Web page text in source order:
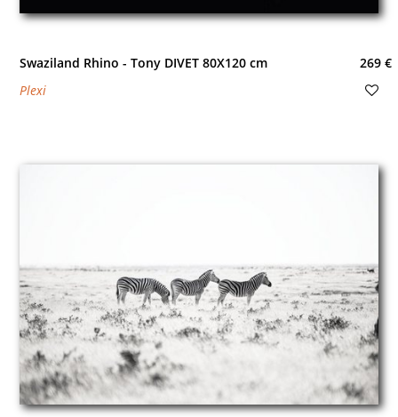
Swaziland Rhino - Tony DIVET 80X120 cm
269 €
Plexi